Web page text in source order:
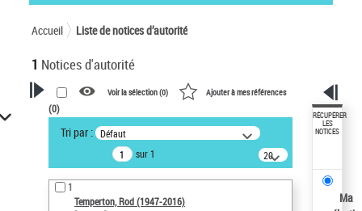
Accueil Liste de notices d’autorité
1 Notices d'autorité
VOTRE RECHERCHE
Recherche avancée dans les
notices d’autorité
Œuvres liées à l'auteur :
Temperton, Rod (1947-2016)
Voir la sélection (0) Ajouter à mes références
(0)
Tri par : Défaut
sur 1
20
résultats/page
1
Temperton, Rod (1947-2016)
RÉCUPÉRER
LES
NOTICES
Ma